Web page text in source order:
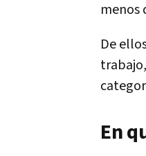
menos
De
En